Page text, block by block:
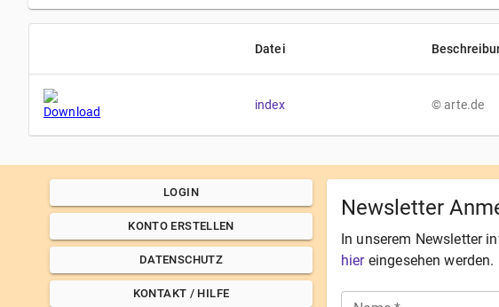
Datei
index ©arte.de
LOGIN
KONTO ERSTELLEN
DATENSCHUTZ
KONTAKT / HILFE
Newsletter
In unserem Newsletter
hier eingesehen werden.